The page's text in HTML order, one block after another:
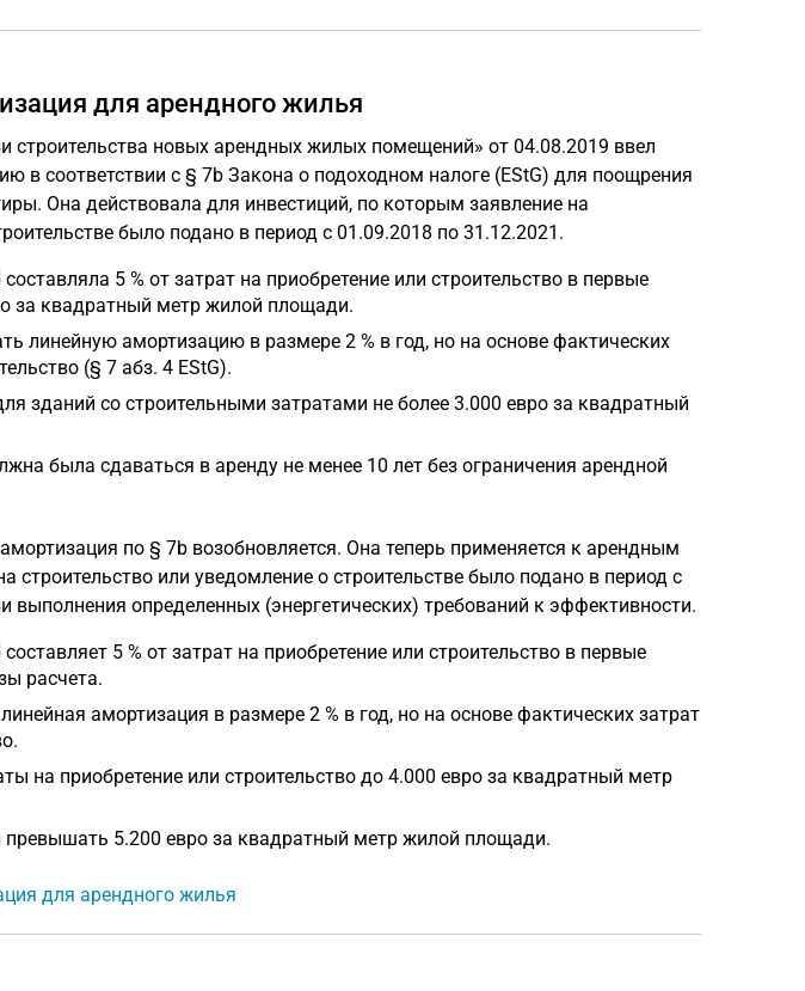
для арендного жилья
строительства новых арендных жилых помещений» от 04.08.2019 ввел
в соответствии с § 7b Закона о подоходном налоге (EStG) для поощрения
Она действовала для инвестиций, по которым заявление на
было подано в период с 01.09.2018 по 31.12.2021.
5 % от затрат на приобретение или строительство в первые
за квадратный метр жилой площади.
линейную амортизацию в размере 2 % в год, но на основе фактических
(§ 7 абз. 4 EStG).
зданий со строительными затратами не более 3.000 евро за квадратный
была сдаваться в аренду не менее 10 лет без ограничения арендной
по § 7b возобновляется. Она теперь применяется к арендным
строительство или уведомление о строительстве было подано в период с
выполнения определенных (энергетических) требований к эффективности.
5 % от затрат на приобретение или строительство в первые
расчета.
амортизация в размере 2 % в год, но на основе фактических затрат
на приобретение или строительство до 4.000 евро за квадратный метр
5.200 евро за квадратный метр жилой площади.
для арендного жилья